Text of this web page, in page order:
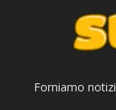
Forniamo